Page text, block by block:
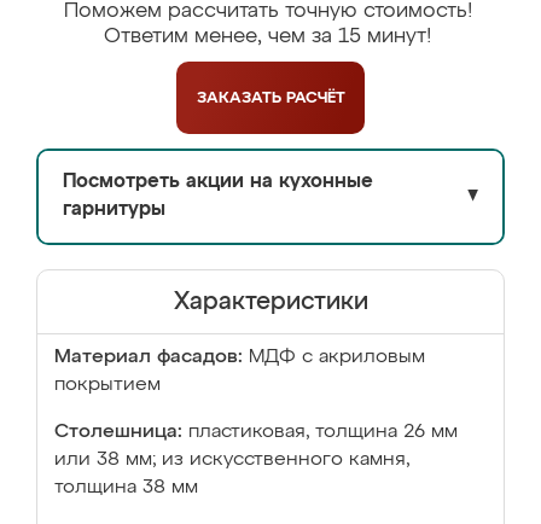
Поможем рассчитать точную стоимость!
Ответим менее, чем за 15 минут!
ЗАКАЗАТЬ РАСЧЁТ
Посмотреть акции на кухонные
гарнитуры
▼
Характеристики
Материал фасадов: МДФ с акриловым
покрытием
Столешница: пластиковая, толщина 26 мм
или 38 мм; из искусственного камня,
толщина 38 мм